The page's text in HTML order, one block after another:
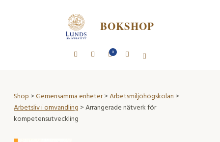
BOKSHOP
0
Shop>Gemensamma enheter>Arbetsmiljöhögskolan>
Arbetsliv i omvandling > Arrangerade nätverk för
kompetensutveckling